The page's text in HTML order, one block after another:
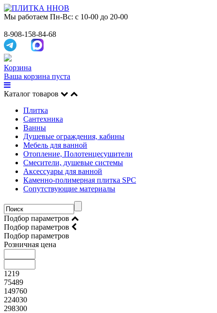
Мы работаем Пн-Вс: с 10-00 до 20-00
8-908-158-84-68
Корзина
Ваша корзина пуста
Каталог товаров
Плитка
Сантехника
Ванны
Душевые ограждения, кабины
Мебель для ванной
Отопление, Полотенцесушители
Смесители, душевые системы
Аксессуары для ванной
Каменно-полимерная плитка SPC
Сопутствующие материалы
Подбор параметров
Подбор параметров
Подбор параметров
Розничная цена
1219
75489
149760
224030
298300